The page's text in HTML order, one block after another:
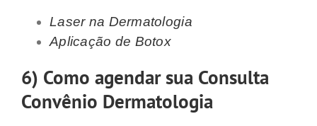
Laser na Dermatologia
Aplicação de Botox
6) Como agendar sua Consulta
Convênio Dermatologia